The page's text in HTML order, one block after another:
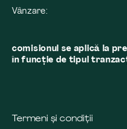
Vânzare:
comisionul se aplică la
în funcţie de tipul
Termeni și condiții